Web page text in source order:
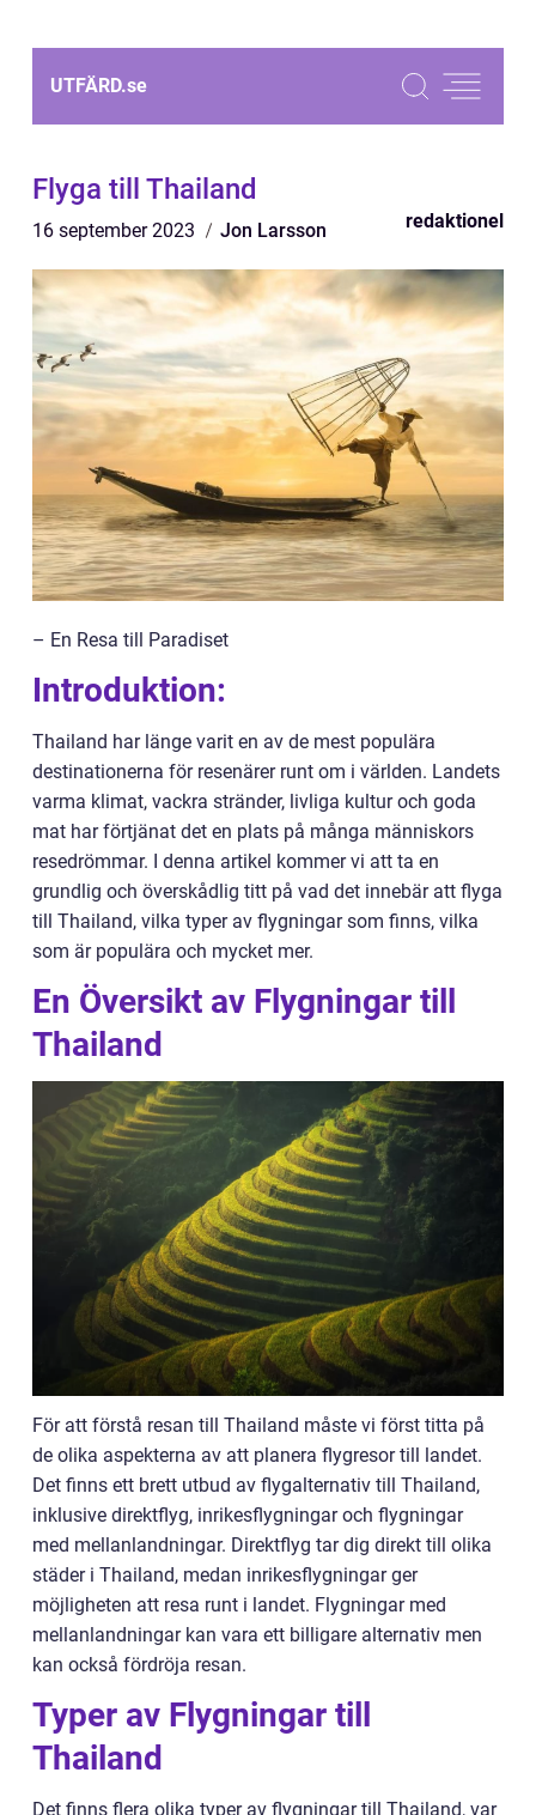
UTFÄRD.se
Flyga till Thailand
16 september 2023 Jon Larsson redaktionel
– En Resa till Paradiset
Introduktion:
Thailand har länge varit en av de mest populära
destinationerna för resenärer runt om i världen. Landets
varma klimat, vackra stränder, livliga kultur och goda
mat har förtjänat det en plats på många människors
resedrömmar. I denna artikel kommer vi att ta en
grundlig och överskådlig titt på vad det innebär att flyga
till Thailand, vilka typer av flygningar som finns, vilka
som är populära och mycket mer.
En Översikt av Flygningar till
Thailand
För att förstå resan till Thailand måste vi först titta på
de olika aspekterna av att planera flygresor till landet.
Det finns ett brett utbud av flygalternativ till Thailand,
inklusive direktflyg, inrikesflygningar och flygningar
med mellanlandningar. Direktflyg tar dig direkt till olika
städer i Thailand, medan inrikesflygningar ger
möjligheten att resa runt i landet. Flygningar med
mellanlandningar kan vara ett billigare alternativ men
kan också fördröja resan.
Typer av Flygningar till
Thailand
Det finns flera olika typer av flygningar till Thailand, var